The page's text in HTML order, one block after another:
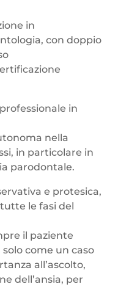
in
con doppio
in
nella
in particolare in
parodontale.
e protesica,
le fasi del
il paziente
come un caso
all’ascolto,
dell’ansia, per